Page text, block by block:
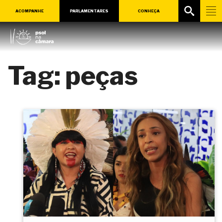
ACOMPANHE PARLAMENTARES CONHEÇA
Tag: peças